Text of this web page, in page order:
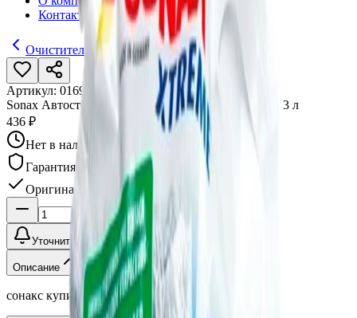
Контакты
Очистители стекол
Артикул: 016938
Sonax
Sonax Автостеклоочиститель зимний Xtreme -20°, 3 л
436 ₽
Нет в наличии
Гарантия качества
Оригинал
Уточнить наличие
Описание
сонакс купить интернет магазин